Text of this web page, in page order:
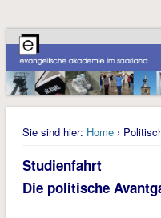
Sie sind hier: Home›
Studienfahrt
Die politische